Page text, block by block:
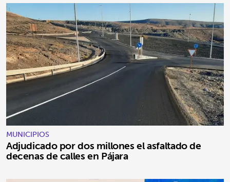
MUNICIPIOS
Adjudicado por dos millones el asfaltado de
decenas de calles en Pájara